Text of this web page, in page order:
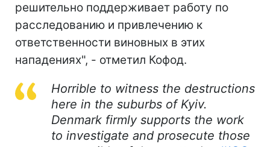
решительно поддерживает работу по
расследованию и привлечению к
ответственности виновных в этих
нападениях", - отметил Кофод.
Horrible to witness the destructions
here in the suburbs of Kyiv.
Denmark firmly supports the work
to investigate and prosecute those